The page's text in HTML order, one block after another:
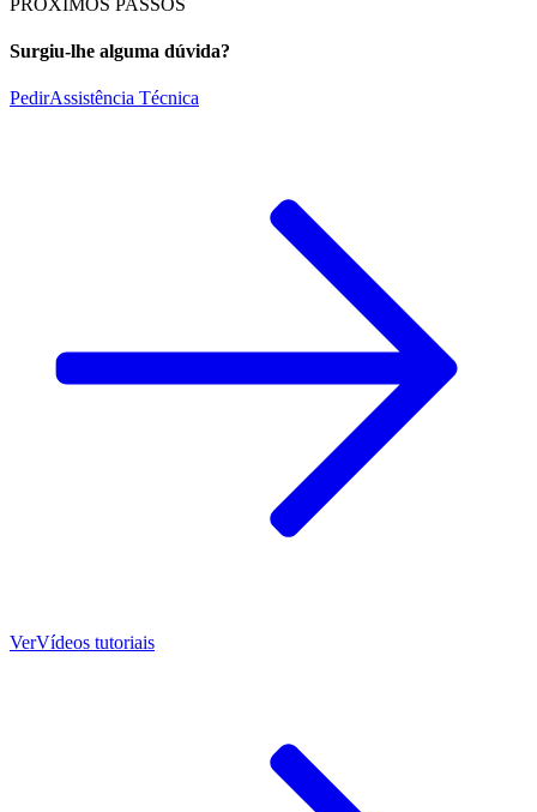
PRÓXIMOS PASSOS
Surgiu-lhe alguma dúvida?
PedirAssistência Técnica
VerVídeos tutoriais